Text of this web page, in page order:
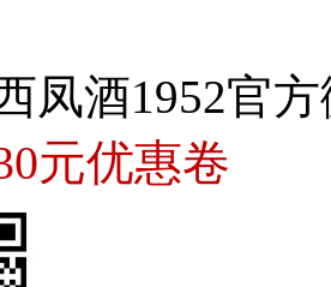
凤酒1952官
元优惠卷